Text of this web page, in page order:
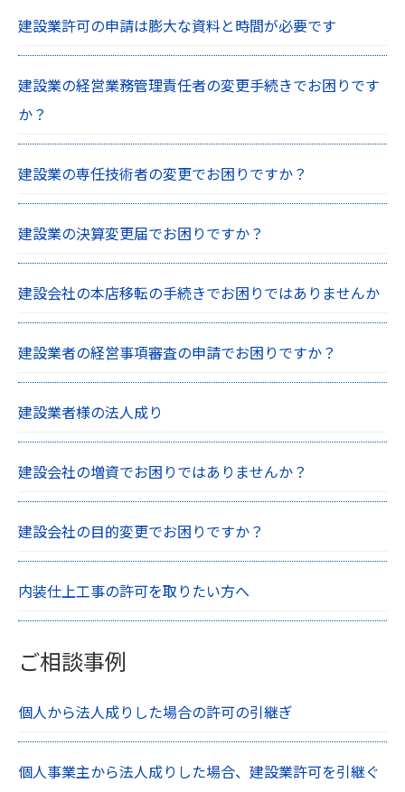
建設業許可の申請は膨大な資料と時間が必要です
建設業の経営業務管理責任者の変更手続きでお困りです
か？
建設業の専任技術者の変更でお困りですか？
建設業の決算変更届でお困りですか？
建設会社の本店移転の手続きでお困りではありませんか
建設業者の経営事項審査の申請でお困りですか？
建設業者様の法人成り
建設会社の増資でお困りではありませんか？
建設会社の目的変更でお困りですか？
内装仕上工事の許可を取りたい方へ
ご相談事例
個人から法人成りした場合の許可の引継ぎ
個人事業主から法人成りした場合、建設業許可を引継ぐ